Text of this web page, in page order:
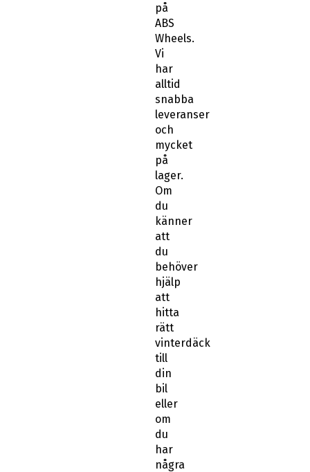
på
ABS
Wheels.
Vi
har
alltid
snabba
leveranser
och
mycket
på
lager.
Om
du
känner
att
du
behöver
hjälp
att
hitta
rätt
vinterdäck
till
din
bil
eller
om
du
har
några